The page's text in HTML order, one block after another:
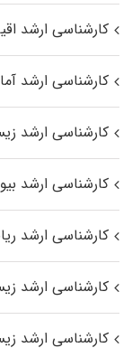
کارشناسی ارشد
کارشناسی ارشد
کارشناسی ارشد
کارشناسی ارشد
کارشناسی ارشد
کارشناسی ارشد
کارشناسی ارشد